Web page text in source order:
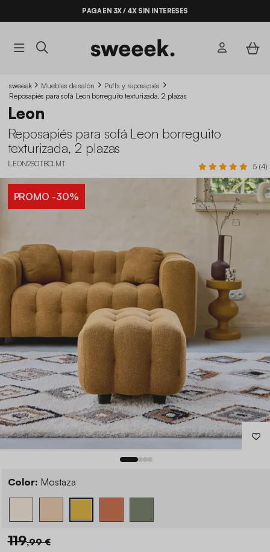
PAGA EN 3X / 4X SIN INTERESES
sweeek Muebles de salón
Puffs y reposapiés
Reposapiés para sofá Leon borreguito texturizada, 2 plazas
Leon
Reposapiés para sofá Leon borreguito
texturizada, 2 plazas
ILEON2SOTBCLMT 5 (4)
PROMO -30%
Color: Mostaza
119,99 €